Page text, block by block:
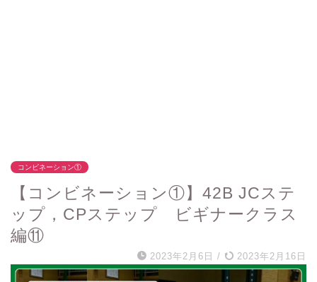
コンビネーション①
【コンビネーション①】42B JCステ
ップ，CPステップ ビギナークラス
編⑪
2023年2月6日 / 2023年2月16日